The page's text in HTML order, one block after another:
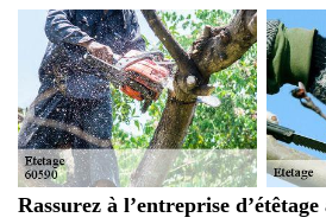
Rassurez à l’entreprise